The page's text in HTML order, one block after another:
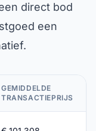
direct bod
een
GEMIDDELDE
TRANSACTIEPRIJS